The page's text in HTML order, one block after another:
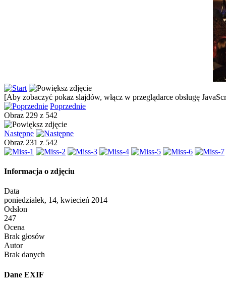
[Aby zobaczyć pokaz slajdów, włącz w przeglądarce obsługę
Poprzednie
Obraz 229 z 542
Następne
Obraz 231 z 542
Informacja o zdjęciu
Data
poniedziałek, 14, kwiecień 2014
Odsłon
247
Ocena
Brak głosów
Autor
Brak danych
Dane EXIF